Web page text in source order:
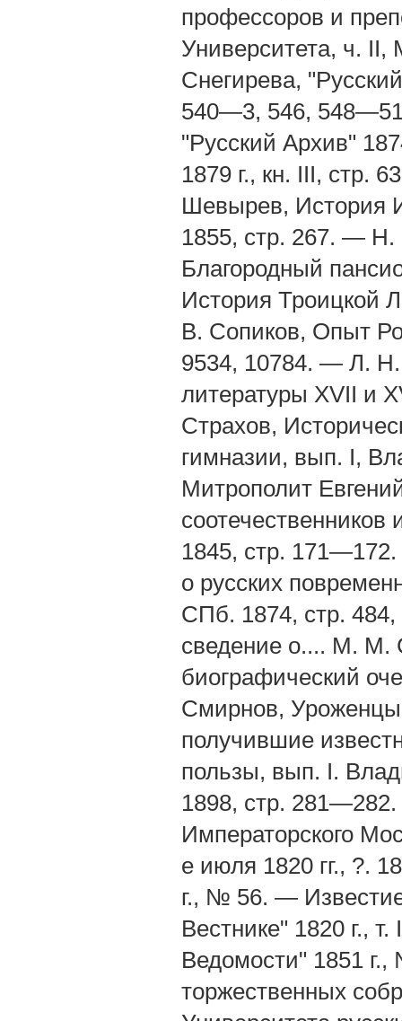
профессоров и
Университета, ч.
Снегирева,
540—3, 546,
"Русский Архив"
1879 г., кн. III, стр.
Шевырев, История
1855, стр. 267. — Н.
Благородный
История Троицкой
В. Сопиков, Опыт
9534, 10784. — Л. Н.
литературы ХVII и
Страхов,
гимназии, вып. I,
Митрополит
1845, стр.
о русских
СПб. 1874, стр.
сведение о.... М. М.
биографический
Смирнов, Уроженцы
получившие
пользы, вып. I.
1898, стр.
Императорского
е июля 1820 гг., ?.
г., № 56. —
Вестнике" 1820 г.,
Ведомости" 1851
торжественных